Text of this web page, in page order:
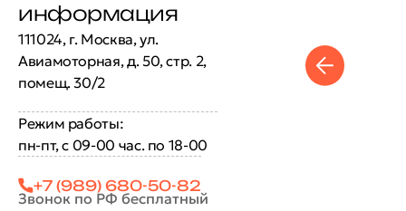
информация
111024, г. Москва, ул.
Авиамоторная, д. 50, стр. 2,
помещ. 30/2
Режим работы:
пн-пт, с 09-00 час. по 18-00
+7 (989) 680-50-82
Звонок по РФ бесплатный